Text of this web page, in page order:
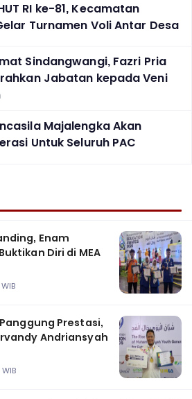
RI ke-81, Kecamatan
Turnamen Voli Antar Desa
Sindangwangi, Fazri Pria
Jabatan kepada Veni
Majalengka Akan
Untuk Seluruh PAC
Enam
Diri di MEA
Prestasi,
Irvandy Andriansyah